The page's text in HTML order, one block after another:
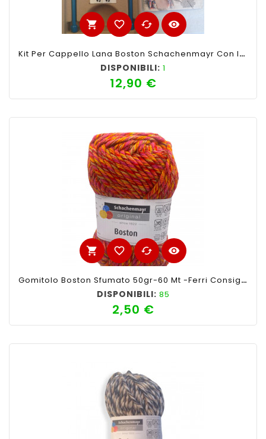
shopping_cart favorite_border cached visibility
Kit Per Cappello Lana Boston Schachenmayr Con Istruzioni Ferri Inclusi
DISPONIBILI: 1
12,90 €Prezzo
shopping_cart favorite_border cached visibility
Gomitolo Boston Sfumato 50gr-60 Mt -Ferri Consigliati N°7-8 Colore Arancio/rosso N°280
DISPONIBILI: 85
2,50 €Prezzo